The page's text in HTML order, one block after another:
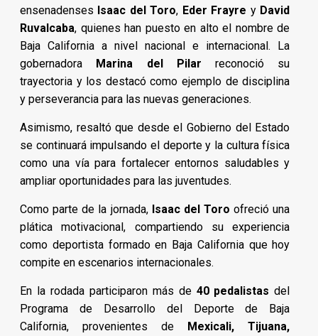
ensenadenses Isaac del Toro, Eder Frayre y David
Ruvalcaba, quienes han puesto en alto el nombre de
Baja California a nivel nacional e internacional. La
gobernadora Marina del Pilarreconoció su
trayectoria y los destacó como ejemplo de disciplina
y perseverancia para las nuevas generaciones.
Asimismo, resaltó que desde el Gobierno del Estado
se continuará impulsando el deporte y la cultura física
como una vía para fortalecer entornos saludables y
ampliar oportunidades para las juventudes.
Como parte de la jornada, Isaac del Toro ofreció una
plática motivacional, compartiendo su experiencia
como deportista formado en Baja California que hoy
compite en escenarios internacionales.
En la rodada participaron más de 40 pedalistas del
Programa de Desarrollo del Deporte de Baja
California, provenientes de Mexicali, Tijuana,